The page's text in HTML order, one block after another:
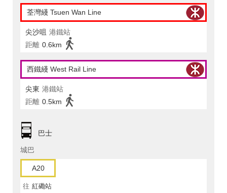
荃灣綫 Tsuen Wan Line
尖沙咀 港鐵站
距離 0.6km
西鐵綫 West Rail Line
尖東 港鐵站
距離 0.5km
巴士
城巴
A20
往 紅磡站